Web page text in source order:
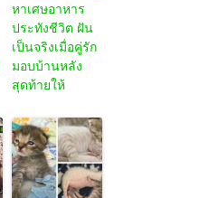
หาเศษอาหาร
ประทังชีวิต ฝัน
เป็นจริงเมื่อคู่รัก
มอบบ้านหลัง
สุดท้ายให้